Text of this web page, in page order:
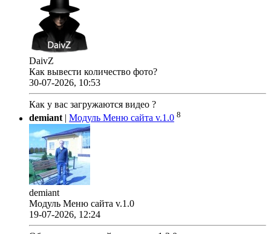
DaivZ
Как вывести количество фото?
30-07-2026, 10:53
Как у вас загружаются видео ?
demiant| Модуль Меню сайта v.1.0 8
demiant
Модуль Меню сайта v.1.0
19-07-2026, 12:24